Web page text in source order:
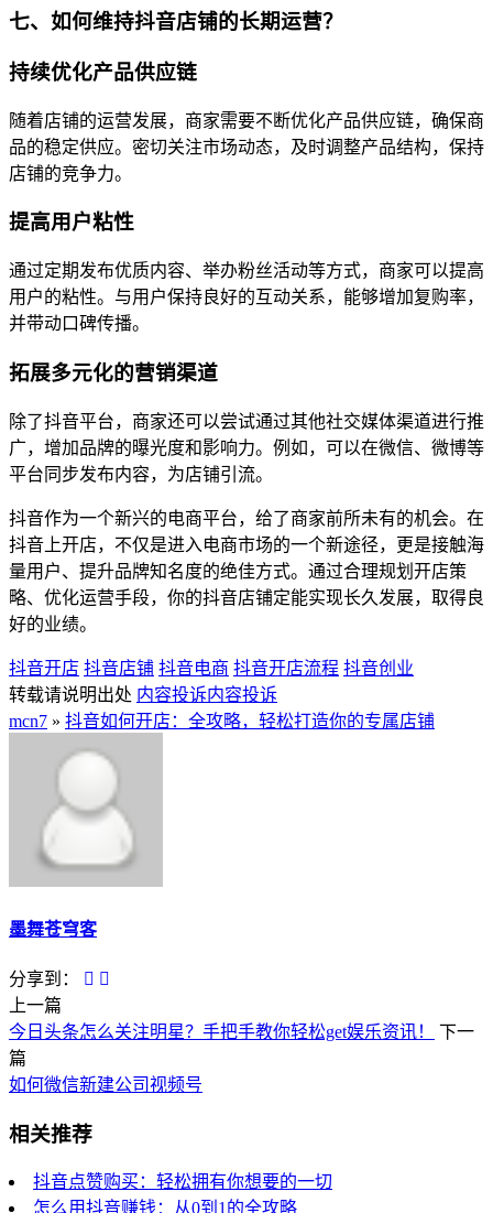
七、如何维持抖音店铺的长期运营？
持续优化产品供应链
随着店铺的运营发展，商家需要不断优化产品供应链，确保商
品的稳定供应。密切关注市场动态，及时调整产品结构，保持
店铺的竞争力。
提高用户粘性
通过定期发布优质内容、举办粉丝活动等方式，商家可以提高
用户的粘性。与用户保持良好的互动关系，能够增加复购率，
并带动口碑传播。
拓展多元化的营销渠道
除了抖音平台，商家还可以尝试通过其他社交媒体渠道进行推
广，增加品牌的曝光度和影响力。例如，可以在微信、微博等
平台同步发布内容，为店铺引流。
抖音作为一个新兴的电商平台，给了商家前所未有的机会。在
抖音上开店，不仅是进入电商市场的一个新途径，更是接触海
量用户、提升品牌知名度的绝佳方式。通过合理规划开店策
略、优化运营手段，你的抖音店铺定能实现长久发展，取得良
好的业绩。
抖音开店 抖音店铺 抖音电商 抖音开店流程 抖音创业
转载请说明出处 内容投诉内容投诉
mcn7 » 抖音如何开店：全攻略，轻松打造你的专属店铺
墨舞苍穹客
分享到：
上一篇
今日头条怎么关注明星？手把手教你轻松get娱乐资讯！
下一
篇
如何微信新建公司视频号
相关推荐
抖音点赞购买：轻松拥有你想要的一切
怎么用抖音赚钱：从0到1的全攻略